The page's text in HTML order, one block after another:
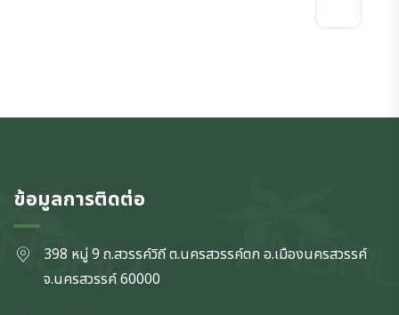
ข้อมูลการติดต่อ
398 หมู่ 9 ถ.สวรรค์วิถี ต.นครสวรรค์ตก อ.เมืองนครสวรรค์
จ.นครสวรรค์60000